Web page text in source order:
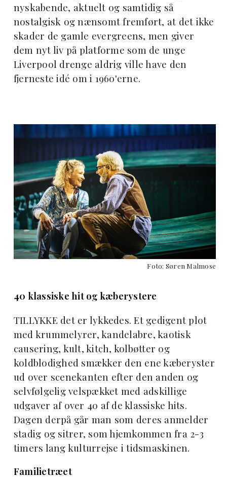
nyskabende, aktuelt og samtidig så
nostalgisk og nænsomt fremført, at det ikke
skader de gamle evergreens, men giver
dem nyt liv på platforme som de unge
Liverpool drenge aldrig ville have den
fjerneste idé om i 1960'erne.
Foto: Søren Malmose
40 klassiske hit og kæberystere
TILLYKKE det er lykkedes. Et gedigent plot
med krummelyrer, kandelabre, kaotisk
causering, kult, kitch, kolbøtter og
koldblodighed smækker den ene kæberyster
ud over scenekanten efter den anden og
selvfølgelig velspækket med adskillige
udgaver af over 40 af de klassiske hits.
Dagen derpå går man som deres anmelder
stadig og sitrer, som hjemkommen fra 2-3
timers lang kulturrejse i tidsmaskinen.
Familietræet